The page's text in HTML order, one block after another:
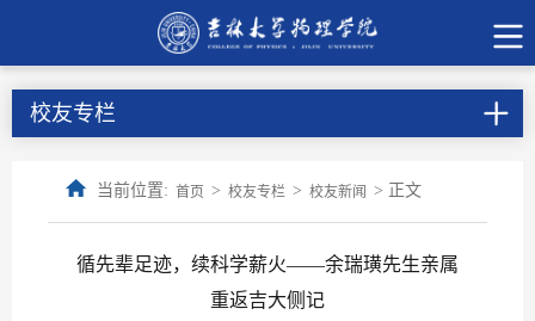
校友专栏
当前位置: 首页 > 校友专栏 > 校友新闻 > 正文
‌循先辈足迹，续科学薪火——余瑞璜先生亲属
重返吉大侧记